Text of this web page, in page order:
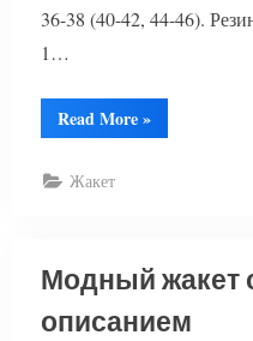
36-38 (40-42, 44-46).
1…
Read More“Жакет
летучая
»
Жакет
Модный жакет
описанием